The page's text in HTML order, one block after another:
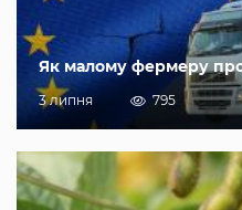
Як малому фермеру
3 липня 795